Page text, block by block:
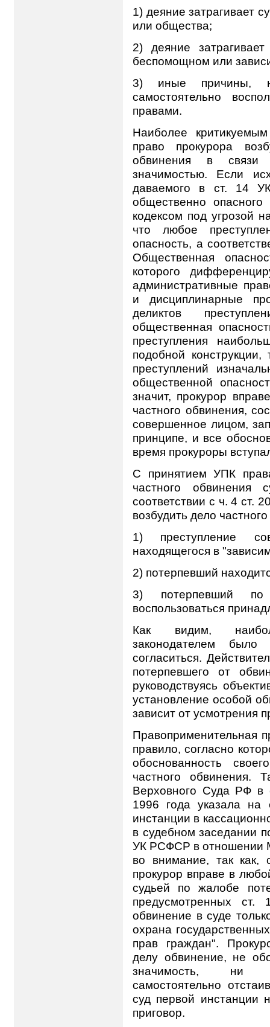
1) деяние затрагивает
или общества;
2) деяние
беспомощном или
3) иные причины,
самостоятельно
правами.
Наиболее
право прокурора
обвинения в
значимостью. Если
даваемого в ст. 14
общественно
кодексом под угрозой
что любое
опасность, а
Общественная
которого
административные
и дисциплинарные
деликтов
общественная
преступления
подобной конструкции,
преступлений
общественной
значит, прокурор
частного обвинения,
совершенное лицом,
принципе, и все
время прокуроры
С принятием УПК
частного обвинения
соответствии с ч. 4 ст.
возбудить дело
1) преступление
находящегося в
2) потерпевший
3) потерпевший
воспользоваться
Как видим,
законодателем
согласиться.
потерпевшего от
руководствуясь
установление особой
зависит от усмотрения
Правоприменительная
правило, согласно
обоснованность
частного обвинения.
Верховного Суда РФ в
1996 года указала
инстанции в
в судебном заседании
УК РСФСР в отношении
во внимание, так
прокурор вправе в
судьей по жалобе
предусмотренных
обвинение в суде
охрана
прав граждан".
делу обвинение, не
значимость, ни
самостоятельно
суд первой инстанции
приговор.